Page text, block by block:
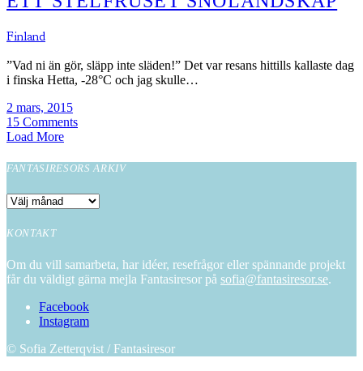
Finland
”Vad ni än gör, släpp inte släden!” Det var resans hittills kallaste dag
i finska Hetta, -28°C och jag skulle…
2 mars, 2015
15 Comments
POSTS
NAVIGATION
Load More
FANTASIRESORS ARKIV
Fantasiresors
KONTAKT
Om du vill samarbeta, har idéer, resefrågor eller spännande projekt
får du väldigt gärna mejla Fantasiresor på sofia@fantasiresor.se.
Facebook
Instagram
© Sofia Zetterqvist / Fantasiresor